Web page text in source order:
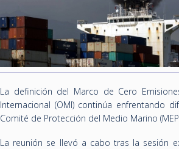
La definición del Marco de Cero
Internacional (OMI) continúa enfrentando
Comité de Protección del Medio Marino
La reunión se llevó a cabo tras la sesión